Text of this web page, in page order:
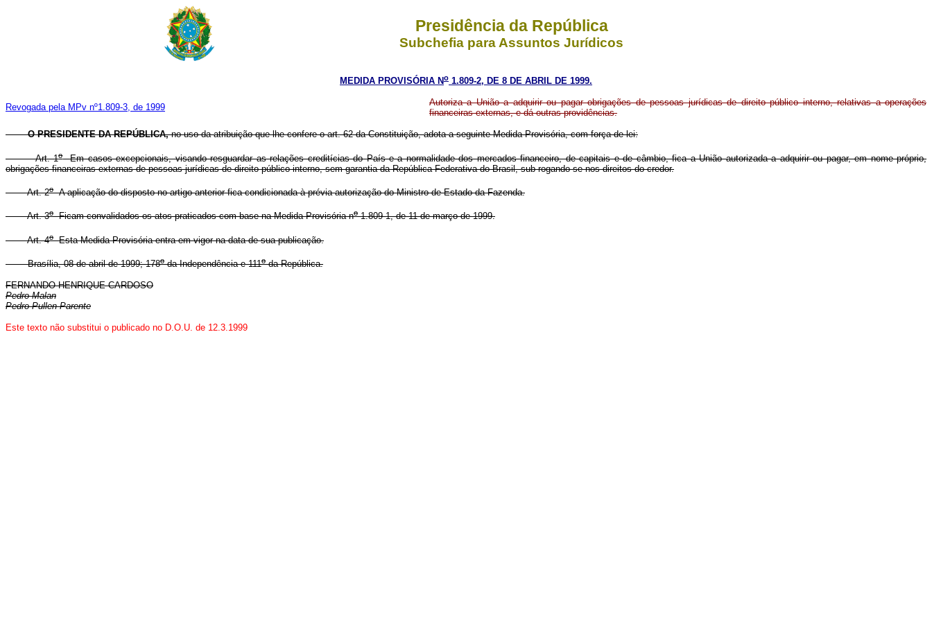
Presidência da República
Subchefia para Assuntos Jurídicos
MEDIDA PROVISÓRIA No 1.809-2, DE 8 DE ABRIL DE 1999.
Revogada pela MPv nº1.809-3, de 1999
Autoriza a União a adquirir ou pagar obrigações de pessoas jurídicas de direito público interno, relativas a operações
financeiras externas, e dá outras providências.
O PRESIDENTE DA REPÚBLICA,no uso da atribuição que lhe confere o art. 62 da Constituição, adota a seguinte Medida Provisória, com força de lei:
Art. 1oEm casos excepcionais, visando resguardar as relações creditícias do País e a normalidade dos mercados financeiro, de capitais e de câmbio, fica a União autorizada a adquirir ou pagar, em nome próprio,
obrigações financeiras externas de pessoas jurídicas de direito público interno, sem garantia da República Federativa do Brasil, sub-rogando-se nos direitos do credor.
Art. 2oA aplicação do disposto no artigo anterior fica condicionada à prévia autorização do Ministro de Estado da Fazenda.
Art. 3oFicam convalidados os atos praticados com base na Medida Provisória no1.809-1, de 11 de março de 1999.
Art. 4oEsta Medida Provisória entra em vigor na data de sua publicação.
Brasília, 08 de abril de 1999; 178oda Independência e 111oda República.
FERNANDO HENRIQUE CARDOSO
Pedro Malan
Pedro Pullen Parente
Este texto não substitui o publicado no D.O.U. de 12.3.1999